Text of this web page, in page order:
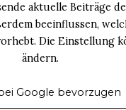
aktuelle Beiträge
beeinflussen,
Die Einstellung
ändern.
Google bevorzugen